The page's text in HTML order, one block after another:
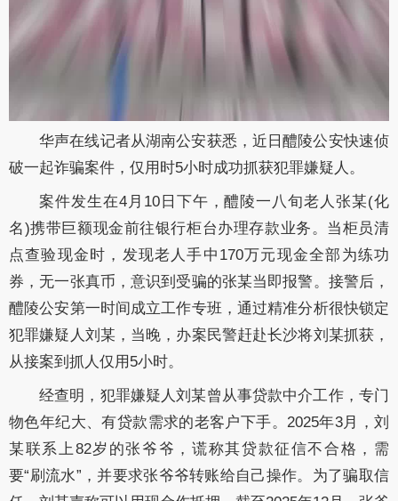
华声在线记者从湖南公安获悉，近日醴陵公安快速侦
破一起诈骗案件，仅用时5小时成功抓获犯罪嫌疑人。
案件发生在4月10日下午，醴陵一八旬老人张某(化
名)携带巨额现金前往银行柜台办理存款业务。当柜员清
点查验现金时，发现老人手中170万元现金全部为练功
券，无一张真币，意识到受骗的张某当即报警。接警后，
醴陵公安第一时间成立工作专班，通过精准分析很快锁定
犯罪嫌疑人刘某，当晚，办案民警赶赴长沙将刘某抓获，
从接案到抓人仅用5小时。
经查明，犯罪嫌疑人刘某曾从事贷款中介工作，专门
物色年纪大、有贷款需求的老客户下手。2025年3月，刘
某联系上82岁的张爷爷，谎称其贷款征信不合格，需
要“刷流水”，并要求张爷爷转账给自己操作。为了骗取信